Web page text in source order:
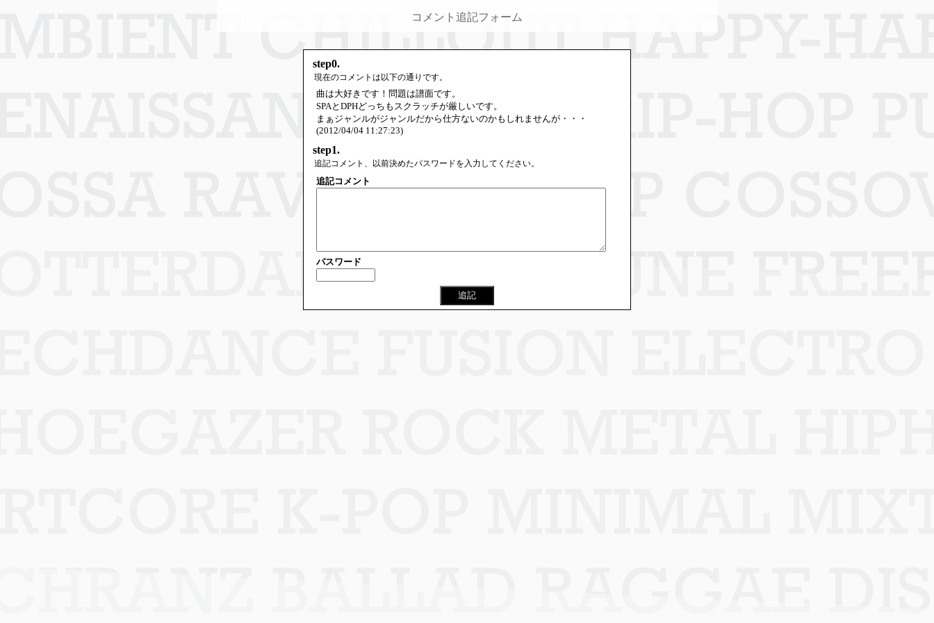
コメント追記フォーム
step0.
現在のコメントは以下の通りです。
曲は大好きです！問題は譜面です。
SPAとDPHどっちもスクラッチが厳しいです。
まぁジャンルがジャンルだから仕方ないのかもしれませんが・・・
(2012/04/04 11:27:23)
step1.
追記コメント、以前決めたパスワードを入力してください。
追記コメント
パスワード
追記